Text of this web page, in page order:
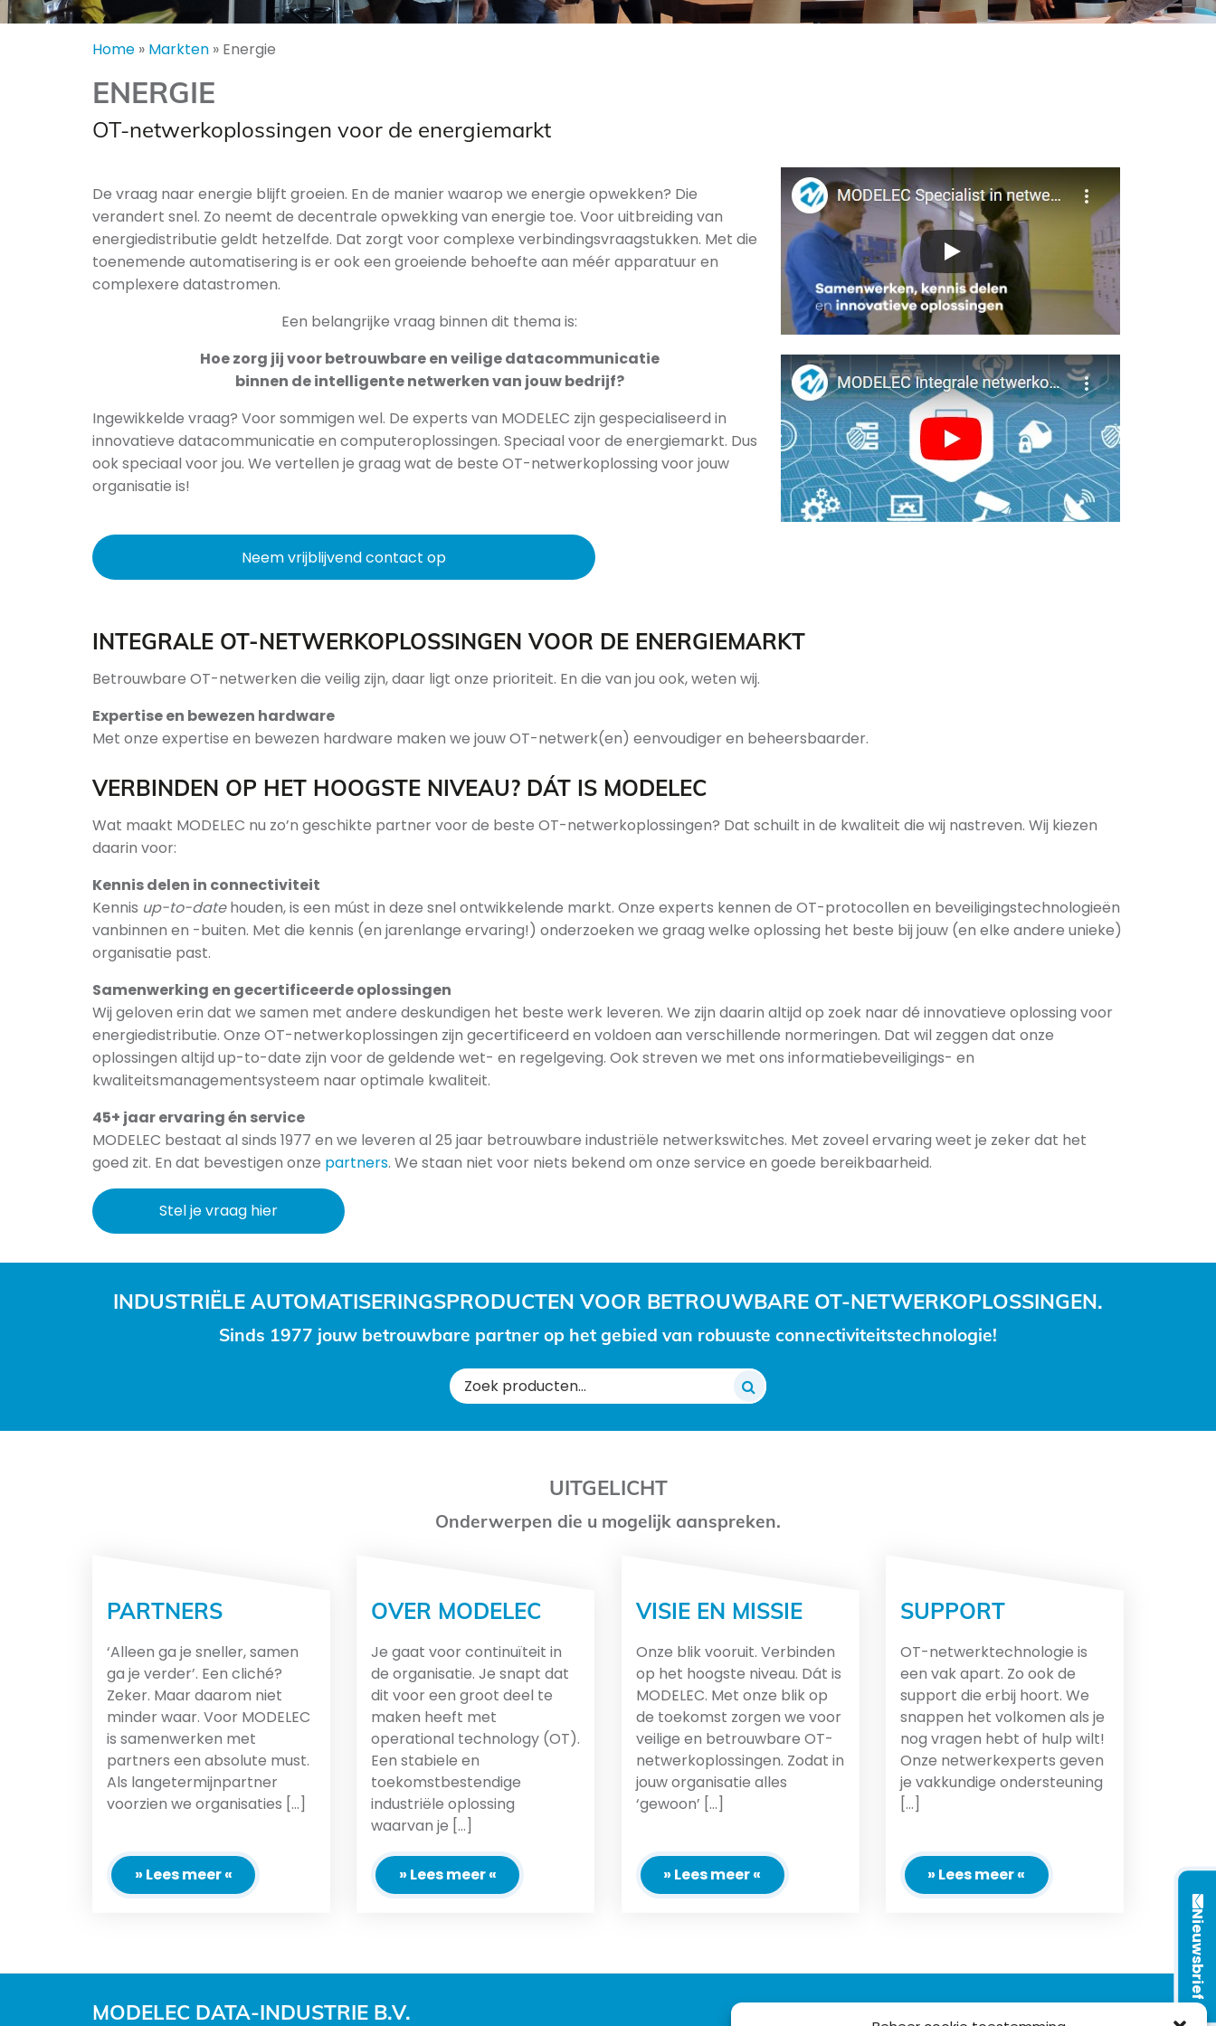
Home » Markten » Energie
ENERGIE
OT-netwerkoplossingen voor de energiemarkt
De vraag naar energie blijft groeien. En de manier waarop we energie opwekken? Die
verandert snel. Zo neemt de decentrale opwekking van energie toe. Voor uitbreiding van
energiedistributie geldt hetzelfde. Dat zorgt voor complexe verbindingsvraagstukken. Met die
toenemende automatisering is er ook een groeiende behoefte aan méér apparatuur en
complexere datastromen.
Een belangrijke vraag binnen dit thema is:
Hoe zorg jij voor betrouwbare en veilige datacommunicatie
binnen de intelligente netwerken van jouw bedrijf?
Ingewikkelde vraag? Voor sommigen wel. De experts van MODELEC zijn gespecialiseerd in
innovatieve datacommunicatie en computeroplossingen. Speciaal voor de energiemarkt. Dus
ook speciaal voor jou. We vertellen je graag wat de beste OT-netwerkoplossing voor jouw
organisatie is!
Neem vrijblijvend contact op
INTEGRALE OT-NETWERKOPLOSSINGEN VOOR DE ENERGIEMARKT
Betrouwbare OT-netwerken die veilig zijn, daar ligt onze prioriteit. En die van jou ook, weten wij.
Expertise en bewezen hardware
Met onze expertise en bewezen hardware maken we jouw OT-netwerk(en) eenvoudiger en beheersbaarder.
VERBINDEN OP HET HOOGSTE NIVEAU? DÁT IS MODELEC
Wat maakt MODELEC nu zo’n geschikte partner voor de beste OT-netwerkoplossingen? Dat schuilt in de kwaliteit die wij nastreven. Wij kiezen
daarin voor:
Kennis delen in connectiviteit
Kennis up-to-datehouden, is een múst in deze snel ontwikkelende markt. Onze experts kennen de OT-protocollen en beveiligingstechnologieën
vanbinnen en -buiten. Met die kennis (en jarenlange ervaring!) onderzoeken we graag welke oplossing het beste bij jouw (en elke andere unieke)
organisatie past.
Samenwerking en gecertificeerde oplossingen
Wij geloven erin dat we samen met andere deskundigen het beste werk leveren. We zijn daarin altijd op zoek naar dé innovatieve oplossing voor
energiedistributie. Onze OT-netwerkoplossingen zijn gecertificeerd en voldoen aan verschillende normeringen. Dat wil zeggen dat onze
oplossingen altijd up-to-date zijn voor de geldende wet- en regelgeving. Ook streven we met ons informatiebeveiligings- en
kwaliteitsmanagementsysteem naar optimale kwaliteit.
45+ jaar ervaring én service
MODELEC bestaat al sinds 1977 en we leveren al 25 jaar betrouwbare industriële netwerkswitches. Met zoveel ervaring weet je zeker dat het
goed zit. En dat bevestigen onze partners. We staan niet voor niets bekend om onze service en goede bereikbaarheid.
Stel je vraag hier
INDUSTRIËLE AUTOMATISERINGSPRODUCTEN VOOR BETROUWBARE OT-NETWERKOPLOSSINGEN.
Sinds 1977 jouw betrouwbare partner op het gebied van robuuste connectiviteitstechnologie!
Zoeken
naar:
UITGELICHT
Onderwerpen die u mogelijk aanspreken.
PARTNERS
‘Alleen ga je sneller, samen
ga je verder’. Een cliché?
Zeker. Maar daarom niet
minder waar. Voor MODELEC
is samenwerken met
partners een absolute must.
Als langetermijnpartner
voorzien we organisaties [...]
» Lees meer «
OVER MODELEC
Je gaat voor continuïteit in
de organisatie. Je snapt dat
dit voor een groot deel te
maken heeft met
operational technology (OT).
Een stabiele en
toekomstbestendige
industriële oplossing
waarvan je [...]
» Lees meer «
VISIE EN MISSIE
Onze blik vooruit. Verbinden
op het hoogste niveau. Dát is
MODELEC. Met onze blik op
de toekomst zorgen we voor
veilige en betrouwbare OT-
netwerkoplossingen. Zodat in
jouw organisatie alles
‘gewoon’ [...]
» Lees meer «
SUPPORT
OT-netwerktechnologie is
een vak apart. Zo ook de
support die erbij hoort. We
snappen het volkomen als je
nog vragen hebt of hulp wilt!
Onze netwerkexperts geven
je vakkundige ondersteuning
[...]
» Lees meer «
MODELEC DATA-INDUSTRIE B.V.
Nieuwsbrief